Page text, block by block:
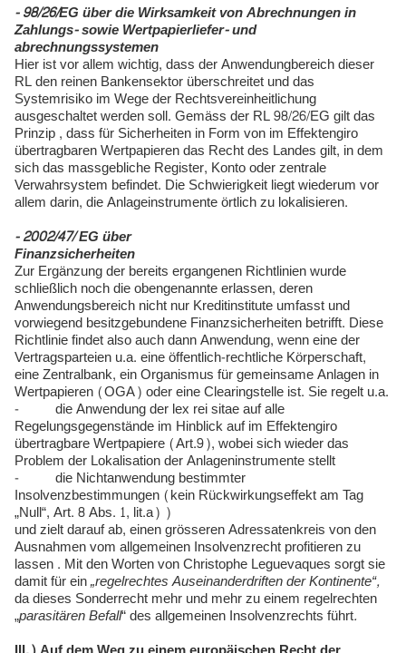
- 98/26/EG über die Wirksamkeit von Abrechnungen in
Zahlungs- sowie Wertpapierliefer- und
abrechnungssystemen
Hier ist vor allem wichtig, dass der Anwendungbereich dieser
RL den reinen Bankensektor überschreitet und das
Systemrisiko im Wege der Rechtsvereinheitlichung
ausgeschaltet werden soll. Gemäss der RL 98/26/EG gilt das
Prinzip , dass für Sicherheiten in Form von im Effektengiro
übertragbaren Wertpapieren das Recht des Landes gilt, in dem
sich das massgebliche Register, Konto oder zentrale
Verwahrsystem befindet. Die Schwierigkeit liegt wiederum vor
allem darin, die Anlageinstrumente örtlich zu lokalisieren.
- 2002/47/ EG über
Finanzsicherheiten
Zur Ergänzung der bereits ergangenen Richtlinien wurde
schließlich noch die obengenannte erlassen, deren
Anwendungsbereich nicht nur Kreditinstitute umfasst und
vorwiegend besitzgebundene Finanzsicherheiten betrifft. Diese
Richtlinie findet also auch dann Anwendung, wenn eine der
Vertragsparteien u.a. eine öffentlich-rechtliche Körperschaft,
eine Zentralbank, ein Organismus für gemeinsame Anlagen in
Wertpapieren (OGA) oder eine Clearingstelle ist. Sie regelt u.a.
- die Anwendung der lex rei sitae auf alle
Regelungsgegenstände im Hinblick auf im Effektengiro
übertragbare Wertpapiere (Art.9), wobei sich wieder das
Problem der Lokalisation der Anlageninstrumente stellt
- die Nichtanwendung bestimmter
Insolvenzbestimmungen (kein Rückwirkungseffekt am Tag
„Null“, Art. 8 Abs. 1, lit.a) )
und zielt darauf ab, einen grösseren Adressatenkreis von den
Ausnahmen vom allgemeinen Insolvenzrecht profitieren zu
lassen . Mit den Worten von Christophe Leguevaques sorgt sie
damit für ein„regelrechtes Auseinanderdriften der Kontinente“,
da dieses Sonderrecht mehr und mehr zu einem regelrechten
„parasitären Befall“ des allgemeinen Insolvenzrechts führt.